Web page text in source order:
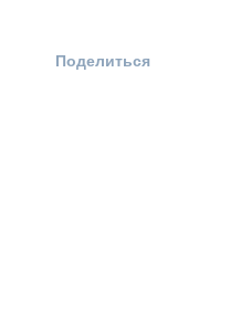
Поделиться